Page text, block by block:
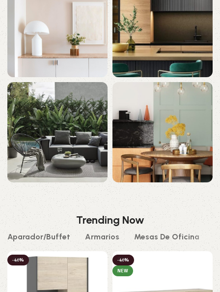
25 productos
Iluminación
0 productos
Cocina
49 productos
Jardín
70 productos
Decoración
0 productos
Trending Now
Aparador/Buffet Armarios Mesas De Oficina
-40%
-40%
NEW